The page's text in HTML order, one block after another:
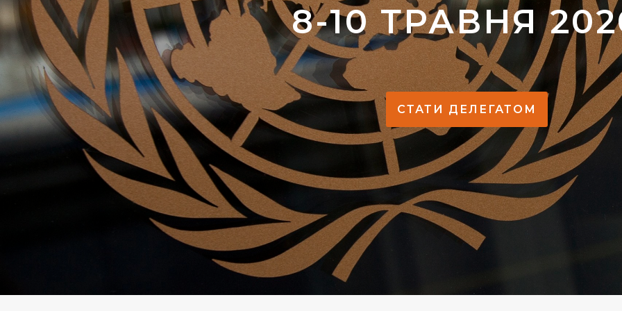
8-10 ТРАВНЯ
СТАТИ ДЕЛЕГАТОМ